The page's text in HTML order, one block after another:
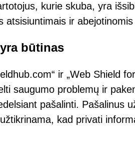
kurie skuba, yra
atsisiuntimais ir
būtinas
ir „Web Shield
saugumo problemų ir
pašalinti. Pašalinus
kad privati